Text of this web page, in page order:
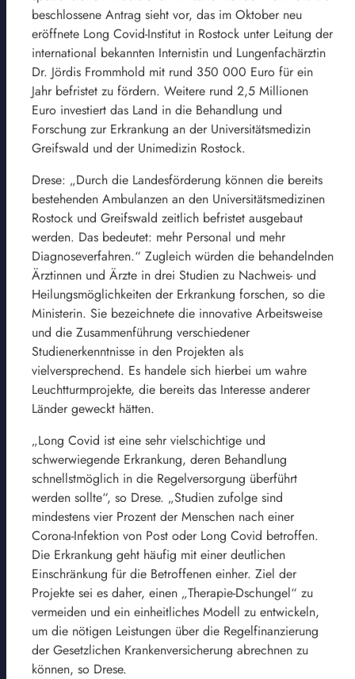
beschlossene Antrag sieht vor, das im Oktober neu
eröffnete Long Covid-Institut in Rostock unter Leitung der
international bekannten Internistin und Lungenfachärztin
Dr. Jördis Frommhold mit rund 350 000 Euro für ein
Jahr befristet zu fördern. Weitere rund 2,5 Millionen
Euro investiert das Land in die Behandlung und
Forschung zur Erkrankung an der Universitätsmedizin
Greifswald und der Unimedizin Rostock.
Drese: „Durch die Landesförderung können die bereits
bestehenden Ambulanzen an den Universitätsmedizinen
Rostock und Greifswald zeitlich befristet ausgebaut
werden. Das bedeutet: mehr Personal und mehr
Diagnoseverfahren.“ Zugleich würden die behandelnden
Ärztinnen und Ärzte in drei Studien zu Nachweis- und
Heilungsmöglichkeiten der Erkrankung forschen, so die
Ministerin. Sie bezeichnete die innovative Arbeitsweise
und die Zusammenführung verschiedener
Studienerkenntnisse in den Projekten als
vielversprechend. Es handele sich hierbei um wahre
Leuchtturmprojekte, die bereits das Interesse anderer
Länder geweckt hätten.
„Long Covid ist eine sehr vielschichtige und
schwerwiegende Erkrankung, deren Behandlung
schnellstmöglich in die Regelversorgung überführt
werden sollte“, so Drese. „Studien zufolge sind
mindestens vier Prozent der Menschen nach einer
Corona-Infektion von Post oder Long Covid betroffen.
Die Erkrankung geht häufig mit einer deutlichen
Einschränkung für die Betroffenen einher. Ziel der
Projekte sei es daher, einen „Therapie-Dschungel“ zu
vermeiden und ein einheitliches Modell zu entwickeln,
um die nötigen Leistungen über die Regelfinanzierung
der Gesetzlichen Krankenversicherung abrechnen zu
können, so Drese.